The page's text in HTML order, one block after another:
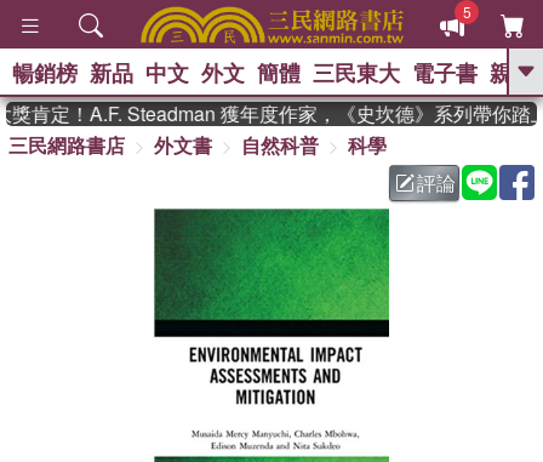
5
GO
熱搜： 東野圭吾 、
父親節 、 花開錦
方念華 、 台灣的
李登輝時代 、 數學女孩：黎曼猜想
、 偉大的迷走神經 、
群喵 、 臺灣漫遊錄
暢銷榜 新品 中文 外文 簡體 三民東大 電子書 親子
肯定！A.F. Steadman 獲年度作家，《史坎德》系列帶你踏上
三民網路書店
外文書 自然科普
科學
評論